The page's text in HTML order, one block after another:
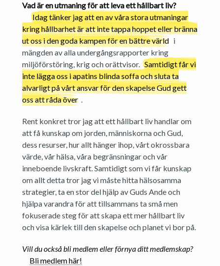
Vad är en utmaning för att leva ett hållbart liv?
Idag tänker jag att en av våra stora utmaningar
kring hållbarhet är att inte tappa hoppet eller bränna
ut oss i den goda kampen för en bättre värld i
mängden av alla undergångsrapporter kring
miljöförstöring, krig och orättvisor. Samtidigt får vi
inte lägga oss i apatins blinda soffa och sluta ta
alvarligt på vårt ansvar för den skapelse Gud gett
oss att råda över .
Rent konkret tror jag att ett hållbart liv handlar om
att få kunskap om jorden, människorna och Gud,
dess resurser, hur allt hänger ihop, vårt okrossbara
värde, vår hälsa, våra begränsningar och vår
inneboende livskraft. Samtidigt som vi får kunskap
om allt detta tror jag vi måste hitta hälsosamma
strategier, ta en stor del hjälp av Guds Ande och
hjälpa varandra för att tillsammans ta små men
fokuserade steg för att skapa ett mer hållbart liv
och visa kärlek till den skapelse och planet vi bor på.
Vill du också bli medlem eller förnya ditt medlemskap?
Bli medlem här!